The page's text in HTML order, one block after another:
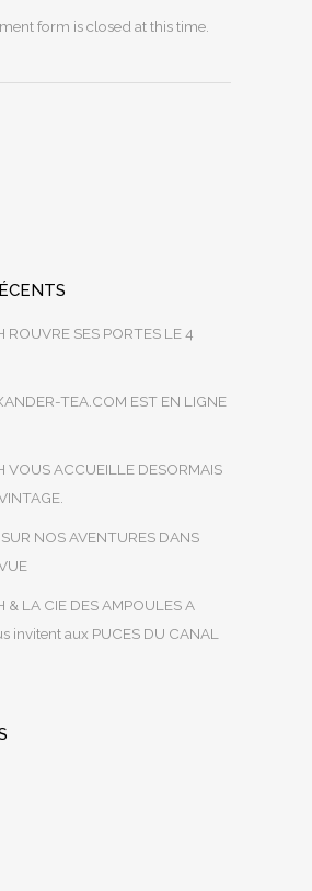
form is closed at this time.
ROUVRE SES PORTES LE 4
TEA.COM EST EN LIGNE
VOUS ACCUEILLE DESORMAIS
NOS AVENTURES DANS
& LA CIE DES AMPOULES A
invitent aux PUCES DU CANAL